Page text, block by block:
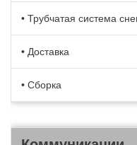
• Трубчатая система
• Доставка
• Сборка